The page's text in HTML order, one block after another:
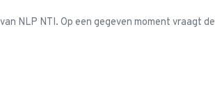
NLP NTI. Op een gegeven moment vraagt de